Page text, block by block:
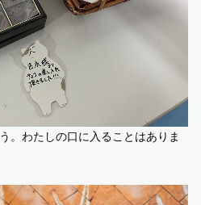
。わたしの口に入ることはありま